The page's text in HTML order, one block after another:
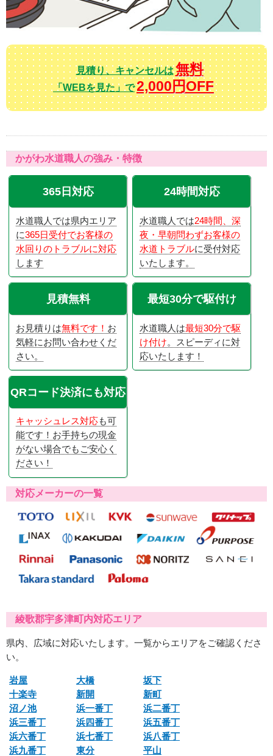
見積り、キャンセルは無料
「WEBを見た」で2,000円OFF
かがわ水道職人の強み・特徴
365日対応
水道職人では県内エリア
に365日受付でお客様の
水回りのトラブルに対応
します
24時間対応
水道職人では24時間、深
夜・早朝問わずお客様の
水道トラブルに受付対応
いたします。
見積無料
お見積りは無料です！ お
気軽にお問い合わせくだ
さい。
最短30分で駆付け
水道職人は最短30分で駆
け付け。スピーディに対
応いたします！
QRコード決済にも対応
キャッシュレス対応も可
能です！お手持ちの現金
がない場合でもご安心く
ださい！
対応メーカーの一覧
綾歌郡宇多津町内対応エリア
県内、広域に対応いたします。一覧からエリアをご確認くださ
い。
岩屋 大橋
坂下
十楽寺
新開
新町
沼ノ池
浜一番丁
浜二番丁
浜三番丁
浜四番丁
浜五番丁
浜六番丁
浜七番丁
浜八番丁
浜九番丁
東分
平山